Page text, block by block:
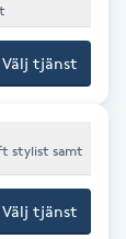
Välj tjänst
stylist samt
Välj tjänst